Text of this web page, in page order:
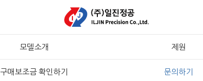
모델소개 제원
구매보조금 확인하기 문의하기